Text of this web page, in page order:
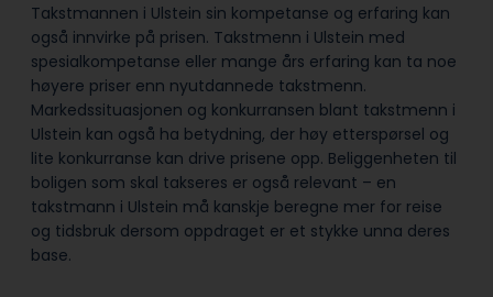
Takstmannen i Ulstein sin kompetanse og erfaring kan
også innvirke på prisen. Takstmenn i Ulstein med
spesialkompetanse eller mange års erfaring kan ta noe
høyere priser enn nyutdannede takstmenn.
Markedssituasjonen og konkurransen blant takstmenn i
Ulstein kan også ha betydning, der høy etterspørsel og
lite konkurranse kan drive prisene opp. Beliggenheten til
boligen som skal takseres er også relevant – en
takstmann i Ulstein må kanskje beregne mer for reise
og tidsbruk dersom oppdraget er et stykke unna deres
base.